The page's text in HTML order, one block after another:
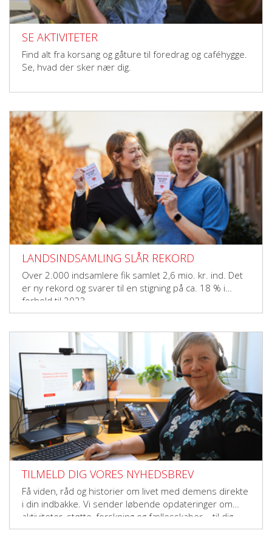
SE AKTIVITETER
Find alt fra korsang og gåture til foredrag og caféhygge.
Se, hvad der sker nær dig.
LANDSINDSAMLING SLÅR REKORD
Over 2.000 indsamlere fik samlet 2,6 mio. kr. ind. Det
er ny rekord og svarer til en stigning på ca. 18 % i
forhold til 2023.
TILMELD DIG VORES NYHEDSBREV
Få viden, råd og historier om livet med demens direkte
i din indbakke. Vi sender løbende opdateringer om
aktiviteter, støtte, forskning og fællesskaber – til dig,
der vil gøre en forskel.